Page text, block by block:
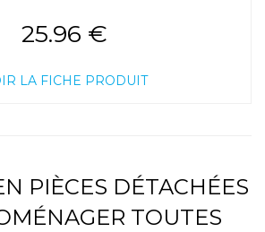
25.96 €
LA FICHE PRODUIT
PIÈCES DÉTACHÉES
TOUTES